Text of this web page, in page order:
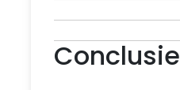
Conclusie